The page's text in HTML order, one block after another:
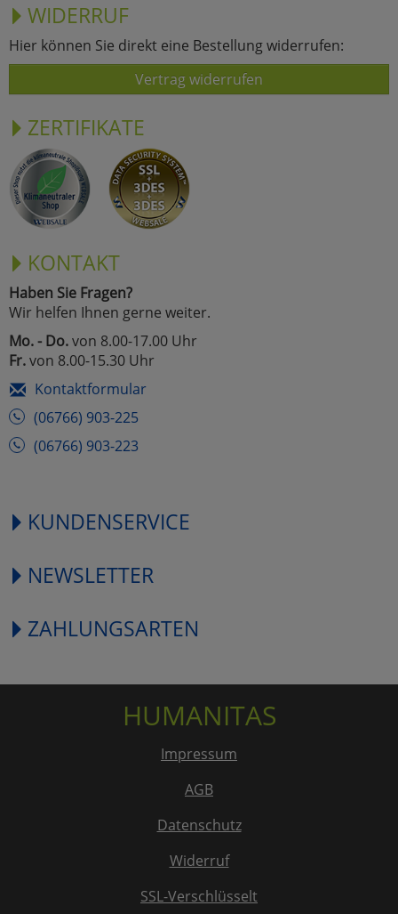
WIDERRUF
Hier können Sie direkt eine Bestellung widerrufen:
Vertrag widerrufen
ZERTIFIKATE
KONTAKT
Haben Sie Fragen?
Wir helfen Ihnen gerne weiter.
Mo. - Do.von 8.00-17.00 Uhr
Fr.von 8.00-15.30 Uhr
Kontaktformular
(06766) 903-225
(06766) 903-223
KUNDENSERVICE
NEWSLETTER
ZAHLUNGSARTEN
HUMANITAS
Impressum
AGB
Datenschutz
Widerruf
SSL-Verschlüsselt